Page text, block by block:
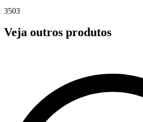
3503
Veja outros produtos